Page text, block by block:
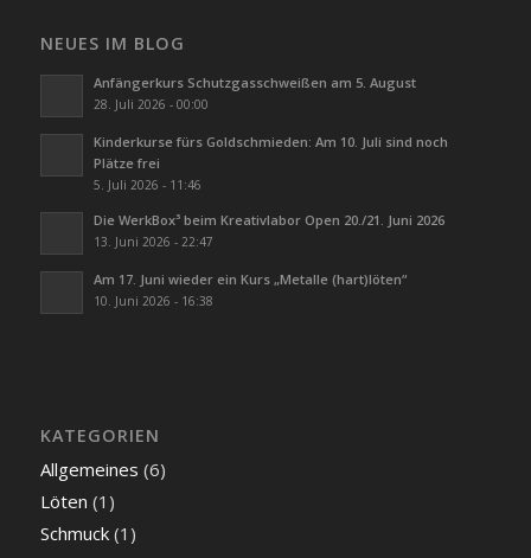
NEUES IM BLOG
Anfängerkurs Schutzgasschweißen am 5. August
28. Juli 2026 - 00:00
Kinderkurse fürs Goldschmieden: Am 10. Juli sind noch
Plätze frei
5. Juli 2026 - 11:46
Die WerkBox³ beim Kreativlabor Open 20./21. Juni 2026
13. Juni 2026 - 22:47
Am 17. Juni wieder ein Kurs „Metalle (hart)löten“
10. Juni 2026 - 16:38
KATEGORIEN
Allgemeines (6)
Löten (1)
Schmuck(1)